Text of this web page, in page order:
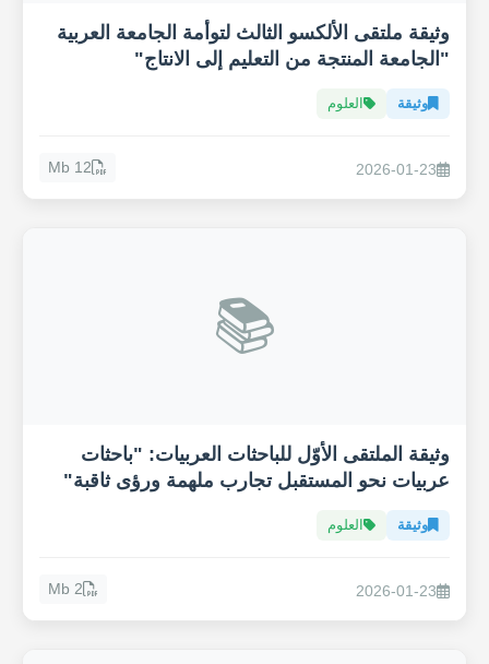
وثيقة ملتقى الألكسو الثالث لتوأمة الجامعة العربية
"الجامعة المنتجة من التعليم إلى الانتاج"
وثيقة العلوم
2026-01-23
12 Mb
📚
وثيقة الملتقى الأوّل للباحثات العربيات: "باحثات
عربيات نحو المستقبل تجارب ملهمة ورؤى ثاقبة"
وثيقة العلوم
2026-01-23
2 Mb